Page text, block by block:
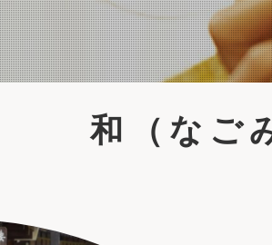
和（なご